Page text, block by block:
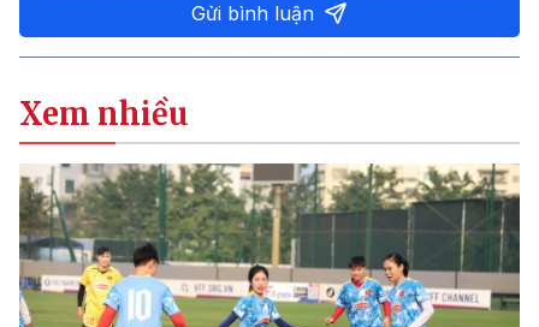
Gửi bình luận
Xem nhiều